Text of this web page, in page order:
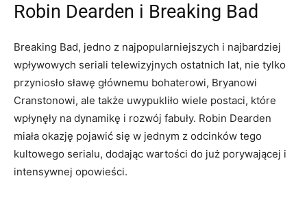
Robin Dearden i Breaking Bad
Breaking Bad, jedno z najpopularniejszych i najbardziej
wpływowych seriali telewizyjnych ostatnich lat, nie tylko
przyniosło sławę głównemu bohaterowi, Bryanowi
Cranstonowi, ale także uwypukliło wiele postaci, które
wpłynęły na dynamikę i rozwój fabuły. Robin Dearden
miała okazję pojawić się w jednym z odcinków tego
kultowego serialu, dodając wartości do już porywającej i
intensywnej opowieści.